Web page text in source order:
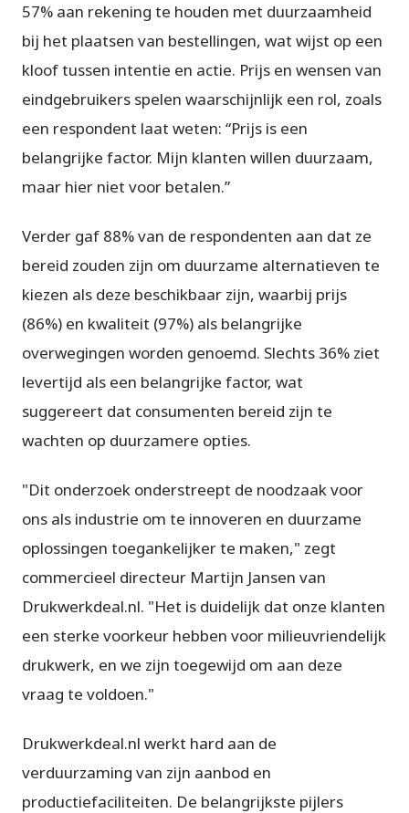
57% aan rekening te houden met duurzaamheid
bij het plaatsen van bestellingen, wat wijst op een
kloof tussen intentie en actie. Prijs en wensen van
eindgebruikers spelen waarschijnlijk een rol, zoals
een respondent laat weten: “Prijs is een
belangrijke factor. Mijn klanten willen duurzaam,
maar hier niet voor betalen.”
Verder gaf 88% van de respondenten aan dat ze
bereid zouden zijn om duurzame alternatieven te
kiezen als deze beschikbaar zijn, waarbij prijs
(86%) en kwaliteit (97%) als belangrijke
overwegingen worden genoemd. Slechts 36% ziet
levertijd als een belangrijke factor, wat
suggereert dat consumenten bereid zijn te
wachten op duurzamere opties.
"Dit onderzoek onderstreept de noodzaak voor
ons als industrie om te innoveren en duurzame
oplossingen toegankelijker te maken," zegt
commercieel directeur Martijn Jansen van
Drukwerkdeal.nl. "Het is duidelijk dat onze klanten
een sterke voorkeur hebben voor milieuvriendelijk
drukwerk, en we zijn toegewijd om aan deze
vraag te voldoen."
Drukwerkdeal.nl werkt hard aan de
verduurzaming van zijn aanbod en
productiefaciliteiten. De belangrijkste pijlers